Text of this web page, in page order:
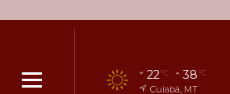
22°C 38°C
Cuiabá, MT